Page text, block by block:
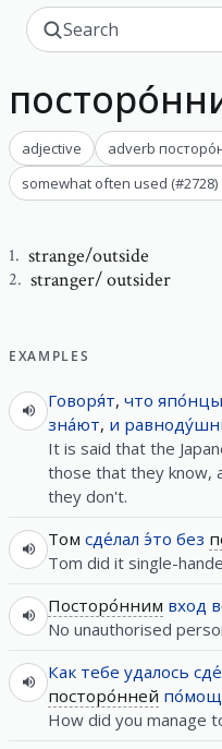
adjective adverb
somewhat often used (#2728)
1. strange/outside
2. stranger/ outsider
EXAMPLES
Говоря́т, что япо́нцы
зна́ют, и
It is said that the
those that they know,
they don't.
Том сде́лал э́то без
Tom did it single-
Посторо́нним вход
No unauthorised
Как тебе удалось
посторо́нней
How did you manage